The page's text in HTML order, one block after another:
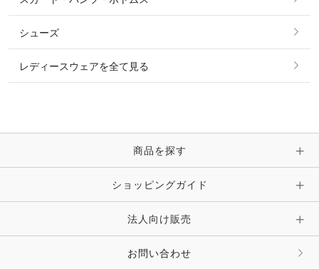
ベルト
時計・財布・キーケース・革小物
キーホルダー・チャーム・ストラップ
その他 ファッション雑貨
リング
ピアス・イヤリング
ピン・ブローチ・コサージュ
その他 アクセサリー
シューズ
レディースウェアを全て見る
商品を探す
ショッピングガイド
法人向け販売
お問い合わせ